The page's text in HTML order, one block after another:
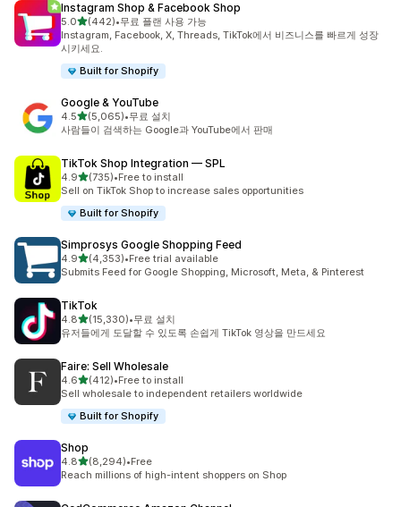
Instagram Shop & Facebook Shop
5.0별 5개 중
(442)
총 리뷰 442개
•무료 플랜 사용 가능
Instagram, Facebook, X, Threads, TikTok에서 비즈니스를 빠르게 성장
시키세요.
Built for Shopify
Google & YouTube
4.5별 5개 중
(5,065)
총 리뷰 5065개
•무료 설치
사람들이 검색하는 Google과 YouTube에서 판매
TikTok Shop Integration — SPL
4.9별 5개 중
(735)
총 리뷰 735개
•Free to install
Sell on TikTok Shop to increase sales opportunities
Built for Shopify
Simprosys Google Shopping Feed
4.9별 5개 중
(4,353)
총 리뷰 4353개
•Free trial available
Submits Feed for Google Shopping, Microsoft, Meta, & Pinterest
TikTok
4.8별 5개 중
(15,330)
총 리뷰 15330개
•무료 설치
유저들에게 도달할 수 있도록 손쉽게 TikTok 영상을 만드세요
Faire: Sell Wholesale
4.6별 5개 중
(412)
총 리뷰 412개
•Free to install
Sell wholesale to independent retailers worldwide
Built for Shopify
Shop
4.8별 5개 중
(8,294)
총 리뷰 8294개
•Free
Reach millions of high-intent shoppers on Shop